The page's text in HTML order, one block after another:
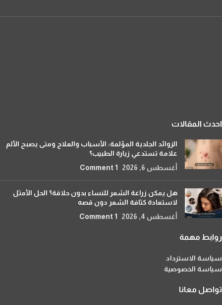
احدث المقالات
الزوائد الجلدية المؤلمة: الأسباب والعلاج ومتى يصبح الألم
علامة تستدعي زيارة الطبيب؟
أغسطس 6, 2026
1 Comment
هل يمكن زراعة الشعر للنساء بدون حلاقة؟ الحل الأمثل
لاستعادة كثافة الشعر دون قصه
أغسطس 4, 2026
1 Comment
روابط مهمة
سياسة الاسترداد
سياسة الخصوصية
تواصل معانا